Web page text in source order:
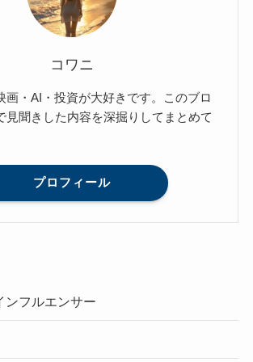
コワニ
画・AI・投資が大好きです。このブロ
見聞きした内容を深掘りしてまとめて
プロフィール
ンフルエンサー